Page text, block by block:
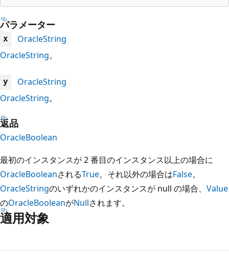
パラメーター
x
OracleString
OracleString。
y
OracleString
OracleString。
返品
OracleBoolean
最初のインスタンスが 2 番目のインスタンス以上の場合に
OracleBooleanされるTrue。それ以外の場合はFalse。
OracleStringのいずれかのインスタンスが null の場合、 Value
のOracleBooleanがNullされます。
適用対象
み